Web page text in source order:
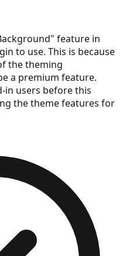
feature in
to use. This is because
the theming
a premium feature.
in users before this
the theme features for